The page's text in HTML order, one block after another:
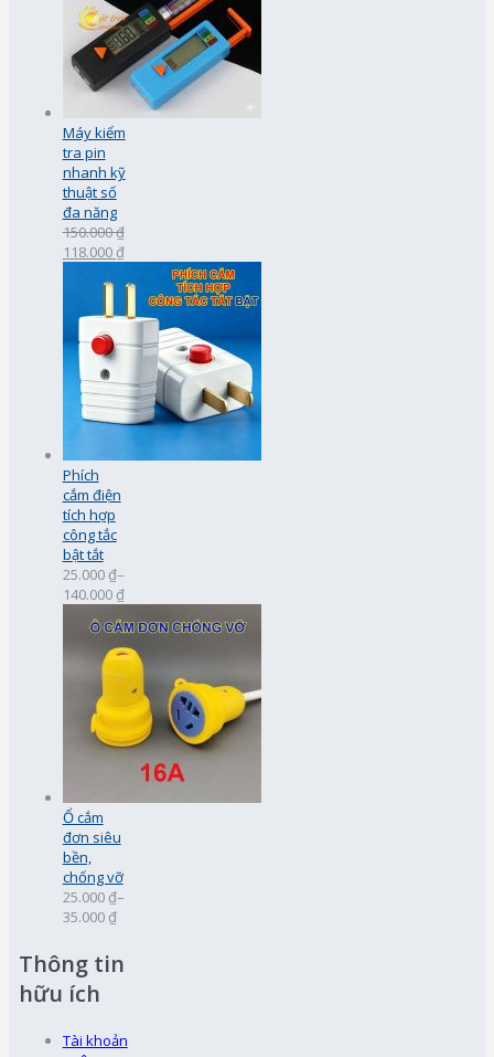
Máy kiểm
tra pin
nhanh kỹ
thuật số
đa năng
150.000 ₫
118.000 ₫
Phích
cắm điện
tích hợp
công tắc
bật tắt
25.000 ₫–
140.000 ₫
Ổ cắm
đơn siêu
bền,
chống vỡ
25.000 ₫–
35.000 ₫
Thông tin
hữu ích
Tài khoản